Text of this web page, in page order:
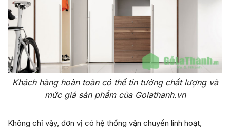
Khách hàng hoàn toàn có thể tin tưởng chất lượng và
mức giá sản phẩm của Golathanh.vn
Không chỉ vậy, đơn vị có hệ thống vận chuyển linh hoạt,